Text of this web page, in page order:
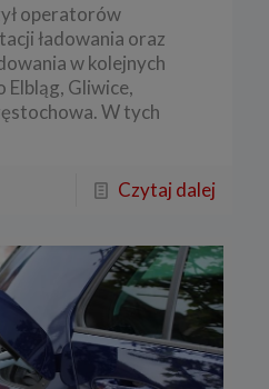
operatorów
ładowania oraz
w kolejnych
Elbląg, Gliwice,
W tych
Czytaj dalej